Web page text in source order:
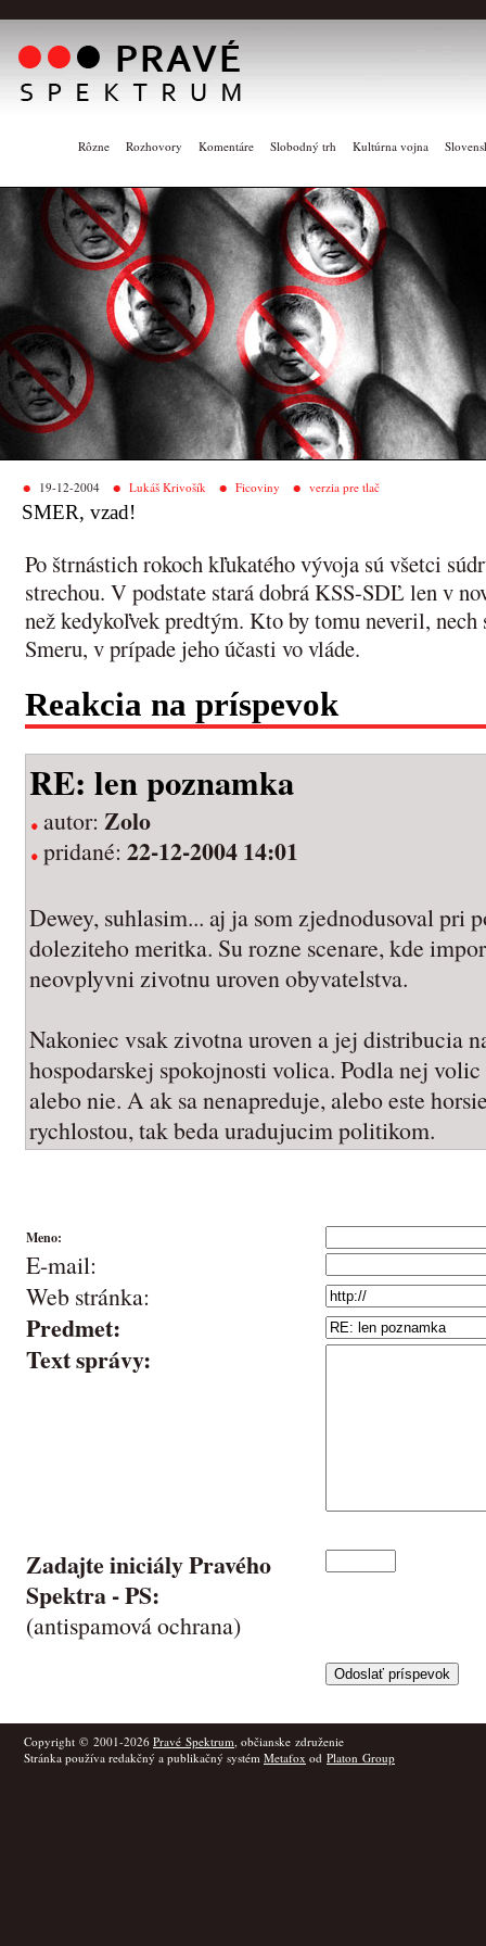
Rôzne Rozhovory Komentáre Slobodný trh Kultúrna vojna
19-12-2004 Lukáš Krivošík Ficoviny verzia pre tlač
SMER, vzad!
Po štrnástich rokoch kľukatého vývoja sú všetci
strechou. V podstate stará dobrá KSS-SDĽ len v
než kedykoľvek predtým. Kto by tomu neveril, nech
Smeru, v prípade jeho účasti vo vláde.
Reakcia na príspevok
RE: len poznamka
autor: Zolo
pridané: 22-12-2004 14:01
Dewey, suhlasim... aj ja som zjednodusoval pri
doleziteho meritka. Su rozne scenare, kde
neovplyvni zivotnu uroven obyvatelstva.
Nakoniec vsak zivotna uroven a jej distribucia
hospodarskej spokojnosti volica. Podla nej
alebo nie. A ak sa nenapreduje, alebo este
rychlostou, tak beda uradujucim politikom.
Meno:
E-mail:
Web stránka:
Predmet:
Text správy:
Zadajte iniciály Pravého
Spektra -PS:
(antispamová ochrana)
Copyright © 2001-2026 Pravé Spektrum, občianske združenie
Stránka používa redakčný a publikačný systém Metafox od Platon Group